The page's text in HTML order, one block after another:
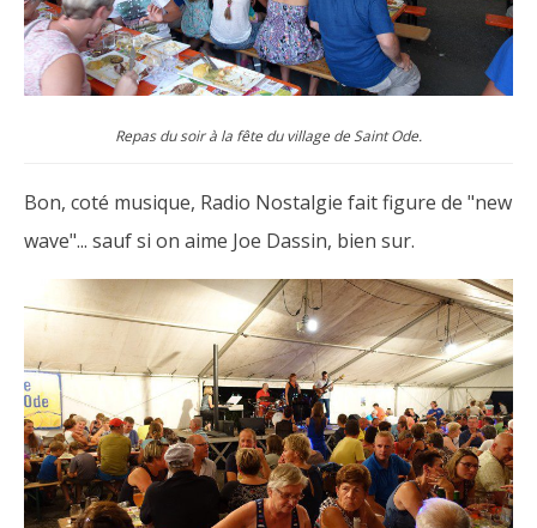
Repas du soir à la fête du village de Saint Ode.
Bon, coté musique, Radio Nostalgie fait figure de "new
wave"... sauf si on aime Joe Dassin, bien sur.